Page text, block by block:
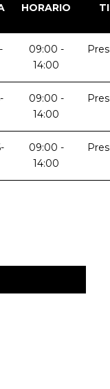
HORARIO
09:00 -
14:00
09:00 -
14:00
09:00 -
14:00